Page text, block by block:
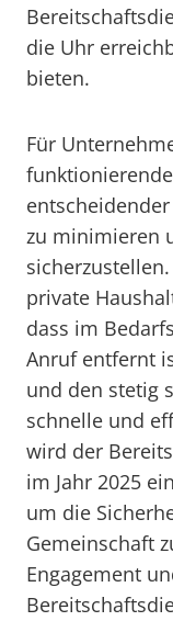
die Uhr
bieten.
Für
zu minimieren
private
dass im
Anruf entfernt
und den stetig
schnelle und
wird der
im Jahr 2025
um die
Gemeinschaft
Engagement